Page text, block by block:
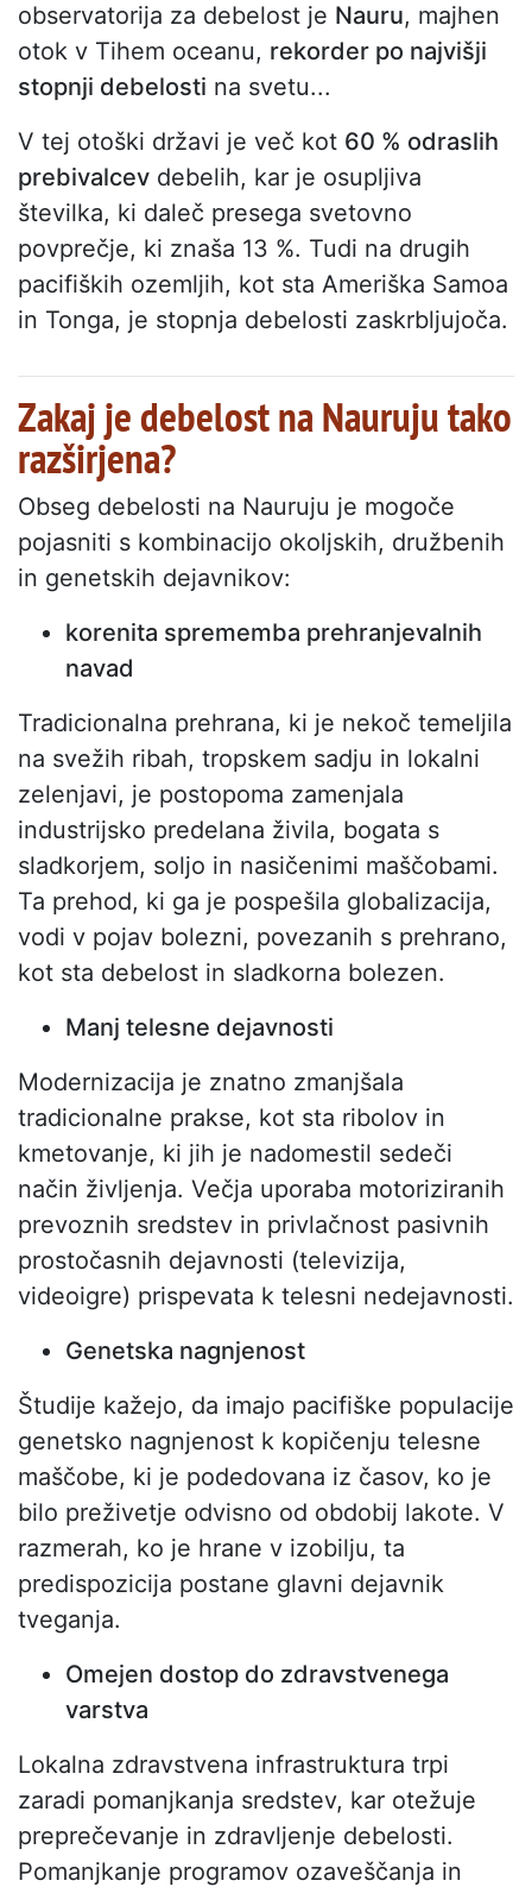
observatorija za debelost je Nauru, majhen
otok v Tihem oceanu, rekorder po najvišji
stopnji debelosti na svetu...
V tej otoški državi je več kot 60 % odraslih
prebivalcev debelih, kar je osupljiva
številka, ki daleč presega svetovno
povprečje, ki znaša 13 %. Tudi na drugih
pacifiških ozemljih, kot sta Ameriška Samoa
in Tonga, je stopnja debelosti zaskrbljujoča.
Zakaj je debelost na Nauruju tako
razširjena?
Obseg debelosti na Nauruju je mogoče
pojasniti s kombinacijo okoljskih, družbenih
in genetskih dejavnikov:
korenita sprememba prehranjevalnih
navad
Tradicionalna prehrana, ki je nekoč temeljila
na svežih ribah, tropskem sadju in lokalni
zelenjavi, je postopoma zamenjala
industrijsko predelana živila, bogata s
sladkorjem, soljo in nasičenimi maščobami.
Ta prehod, ki ga je pospešila globalizacija,
vodi v pojav bolezni, povezanih s prehrano,
kot sta debelost in sladkorna bolezen.
Manj telesne dejavnosti
Modernizacija je znatno zmanjšala
tradicionalne prakse, kot sta ribolov in
kmetovanje, ki jih je nadomestil sedeči
način življenja. Večja uporaba motoriziranih
prevoznih sredstev in privlačnost pasivnih
prostočasnih dejavnosti (televizija,
videoigre) prispevata k telesni nedejavnosti.
Genetska nagnjenost
Študije kažejo, da imajo pacifiške populacije
genetsko nagnjenost k kopičenju telesne
maščobe, ki je podedovana iz časov, ko je
bilo preživetje odvisno od obdobij lakote. V
razmerah, ko je hrane v izobilju, ta
predispozicija postane glavni dejavnik
tveganja.
Omejen dostop do zdravstvenega
varstva
Lokalna zdravstvena infrastruktura trpi
zaradi pomanjkanja sredstev, kar otežuje
preprečevanje in zdravljenje debelosti.
Pomanjkanje programov ozaveščanja in